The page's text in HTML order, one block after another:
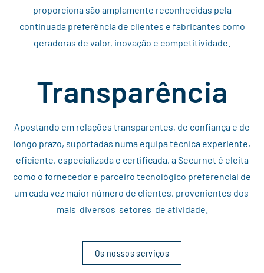
proporciona são amplamente reconhecidas pela
continuada preferência de clientes e fabricantes como
geradoras de valor, inovação e competitividade.
Transparência
Apostando em relações transparentes, de confiança e de
longo prazo, suportadas numa equipa técnica experiente,
eficiente, especializada e certificada, a Securnet é eleita
como o fornecedor e parceiro tecnológico preferencial de
um cada vez maior número de clientes, provenientes dos
mais diversos setores de atividade.
Os nossos serviços